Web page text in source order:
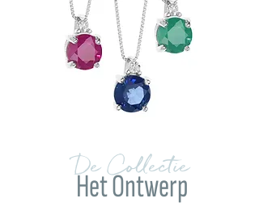
De Collectie
Het Ontwerp